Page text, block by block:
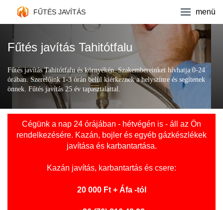
FŰTÉS JAVÍTÁS
Fűtés javítás
Kapcsolat
menü
Fűtés javítás Tahitótfalu
Fűtés javítás Tahitótfalu és környékén. Szakembereinket hívhatja 0-24
órában. Szerelőink 1-3 órán belül kiérkeznek a helyszínre és segítenek
önnek. Fűtés javítás 25 év tapasztalattal.
Cégünk a nap 24 órájában - hétvégén is - áll az Ön
rendelkezésére. Kazán, bojler és egyéb gázkészlékek
javítása és karbantartása.
Kazán javítás, karbantartás és csere:
20 000 Ft + Áfa -tól